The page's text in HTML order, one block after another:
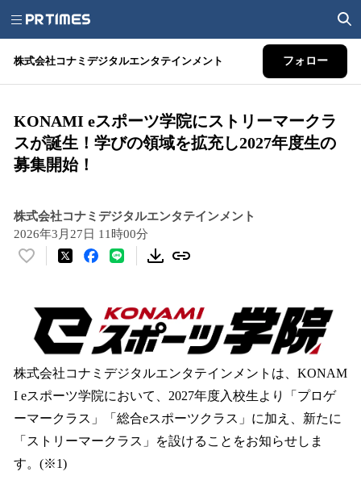
株式会社コナミデジタルエンタテインメント フォロー
KONAMI eスポーツ学院にストリーマークラ
スが誕生！学びの領域を拡充し2027年度生の
募集開始！
株式会社コナミデジタルエンタテインメント
2026年3月27日 11時00分
い
！
数
を
読
み
込
み
で
す
株式会社コナミデジタルエンタテインメントは、KONAM
I eスポーツ学院において、2027年度入校生より「プロゲ
ーマークラス」「総合eスポーツクラス」に加え、新たに
「ストリーマークラス」を設けることをお知らせしま
す。(※1)